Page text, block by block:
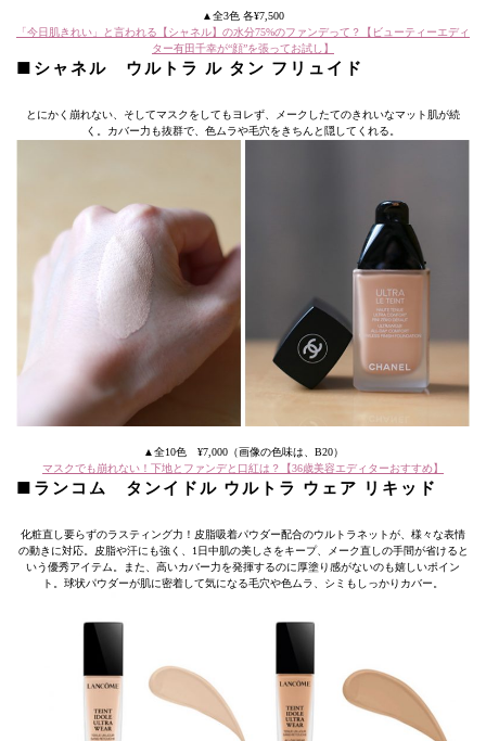
▲全3色 各¥7,500
「今日肌きれい」と言われる【シャネル】の水分75%のファンデって？【ビューティーエディ
ター有田千幸が“顔”を張ってお試し】
■シャネル ウルトラ ル タン フリュイド
とにかく崩れない、そしてマスクをしてもヨレず、メークしたてのきれいなマット肌が続
く。カバー力も抜群で、色ムラや毛穴をきちんと隠してくれる。
▲全10色 ¥7,000（画像の色味は、B20）
マスクでも崩れない！下地とファンデと口紅は？【36歳美容エディターおすすめ】
■ランコム タンイドル ウルトラ ウェア リキッド
化粧直し要らずのラスティング力！皮脂吸着パウダー配合のウルトラネットが、様々な表情
の動きに対応。皮脂や汗にも強く、1日中肌の美しさをキープ、メーク直しの手間が省けると
いう優秀アイテム。また、高いカバー力を発揮するのに厚塗り感がないのも嬉しいポイン
ト。球状パウダーが肌に密着して気になる毛穴や色ムラ、シミもしっかりカバー。